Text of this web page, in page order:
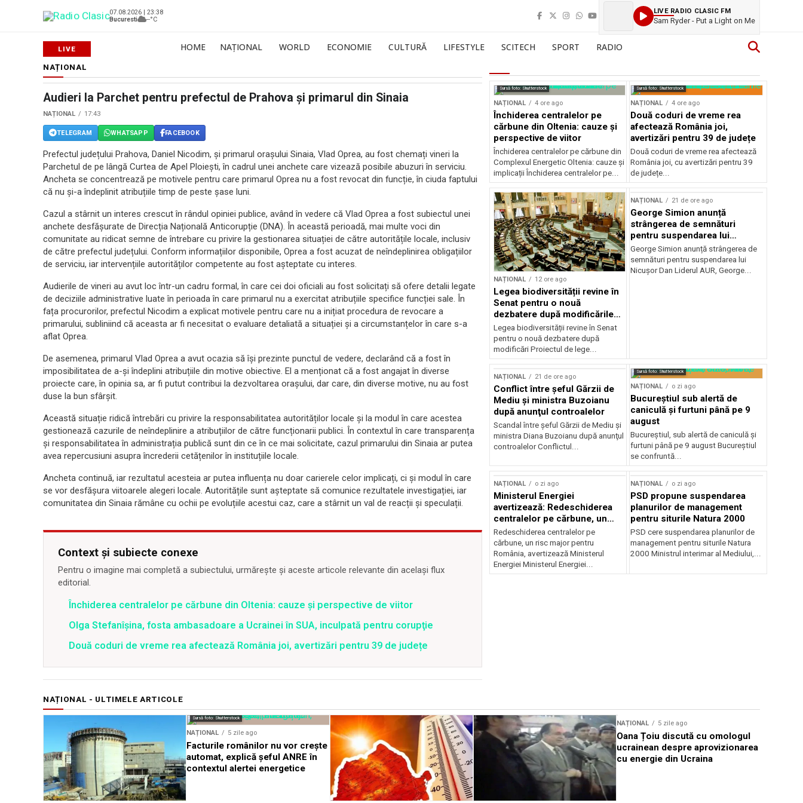
07.08.2026 | 23:38
Bucuresti
--°C
LIVE RADIO CLASIC FM
Sam Ryder - Put a Light on Me
HOME NAȚIONAL WORLD ECONOMIE CULTURĂ LIFESTYLE SCITECH SPORT RADIO
NAȚIONAL
Audieri la Parchet pentru prefectul de Prahova și primarul din Sinaia
NAȚIONAL 17:43
TELEGRAM WHATSAPP FACEBOOK
Prefectul județului Prahova, Daniel Nicodim, și primarul orașului Sinaia, Vlad Oprea, au fost chemați vineri la
Parchetul de pe lângă Curtea de Apel Ploiești, în cadrul unei anchete care vizează posibile abuzuri în serviciu.
Ancheta se concentrează pe motivele pentru care primarul Oprea nu a fost revocat din funcție, în ciuda faptului
că nu și-a îndeplinit atribuțiile timp de peste șase luni.
Cazul a stârnit un interes crescut în rândul opiniei publice, având în vedere că Vlad Oprea a fost subiectul unei
anchete desfășurate de Direcția Națională Anticorupție (DNA). În această perioadă, mai multe voci din
comunitate au ridicat semne de întrebare cu privire la gestionarea situației de către autoritățile locale, inclusiv
de către prefectul județului. Conform informațiilor disponibile, Oprea a fost acuzat de neîndeplinirea obligațiilor
de serviciu, iar intervențiile autorităților competente au fost așteptate cu interes.
Audierile de vineri au avut loc într-un cadru formal, în care cei doi oficiali au fost solicitați să ofere detalii legate
de deciziile administrative luate în perioada în care primarul nu a exercitat atribuțiile specifice funcției sale. În
fața procurorilor, prefectul Nicodim a explicat motivele pentru care nu a inițiat procedura de revocare a
primarului, subliniind că aceasta ar fi necesitat o evaluare detaliată a situației și a circumstanțelor în care s-a
aflat Oprea.
De asemenea, primarul Vlad Oprea a avut ocazia să își prezinte punctul de vedere, declarând că a fost în
imposibilitatea de a-și îndeplini atribuțiile din motive obiective. El a menționat că a fost angajat în diverse
proiecte care, în opinia sa, ar fi putut contribui la dezvoltarea orașului, dar care, din diverse motive, nu au fost
duse la bun sfârșit.
Această situație ridică întrebări cu privire la responsabilitatea autorităților locale și la modul în care acestea
gestionează cazurile de neîndeplinire a atribuțiilor de către funcționarii publici. În contextul în care transparența
și responsabilitatea în administrația publică sunt din ce în ce mai solicitate, cazul primarului din Sinaia ar putea
avea repercusiuni asupra încrederii cetățenilor în instituțiile locale.
Ancheta continuă, iar rezultatul acesteia ar putea influența nu doar carierele celor implicați, ci și modul în care
se vor desfășura viitoarele alegeri locale. Autoritățile sunt așteptate să comunice rezultatele investigației, iar
comunitatea din Sinaia rămâne cu ochii pe evoluțiile acestui caz, care a stârnit un val de reacții și speculații.
Context și subiecte conexe
Pentru o imagine mai completă a subiectului, urmărește și aceste articole relevante din același flux
editorial.
Închiderea centralelor pe cărbune din Oltenia: cauze și perspective de viitor
Olga Stefanîşina, fosta ambasadoare a Ucrainei în SUA, inculpată pentru corupţie
Două coduri de vreme rea afectează România joi, avertizări pentru 39 de județe
Sursă foto: Shutterstock
NAȚIONAL 4 ore ago
Închiderea centralelor pe
cărbune din Oltenia: cauze și
perspective de viitor
Închiderea centralelor pe cărbune din
Complexul Energetic Oltenia: cauze și
implicații Închiderea centralelor pe...
Sursă foto: Shutterstock
NAȚIONAL 4 ore ago
Două coduri de vreme rea
afectează România joi,
avertizări pentru 39 de județe
Două coduri de vreme rea afectează
România joi, cu avertizări pentru 39
de județe...
NAȚIONAL 12 ore ago
Legea biodiversității revine în
Senat pentru o nouă
dezbatere după modificările
deputaților
Legea biodiversității revine în Senat
pentru o nouă dezbatere după
modificări Proiectul de lege...
NAȚIONAL 21 de ore ago
George Simion anunță
strângerea de semnături
pentru suspendarea lui
Nicușor Dan
George Simion anunță strângerea de
semnături pentru suspendarea lui
Nicușor Dan Liderul AUR, George...
NAȚIONAL 21 de ore ago
Conflict între şeful Gărzii de
Mediu şi ministra Buzoianu
după anunţul controalelor
Scandal între şeful Gărzii de Mediu şi
ministra Diana Buzoianu după anunţul
controalelor Conflictul...
Sursă foto: Shutterstock
NAȚIONAL o zi ago
Bucureștiul sub alertă de
caniculă și furtuni până pe 9
august
Bucureștiul, sub alertă de caniculă și
furtuni până pe 9 august Bucureștiul
se confruntă...
NAȚIONAL o zi ago
Ministerul Energiei
avertizează: Redeschiderea
centralelor pe cărbune, un
risc major pentru România
Redeschiderea centralelor pe
cărbune, un risc major pentru
România, avertizează Ministerul
Energiei Ministerul Energiei...
NAȚIONAL o zi ago
PSD propune suspendarea
planurilor de management
pentru siturile Natura 2000
PSD cere suspendarea planurilor de
management pentru siturile Natura
2000 Ministrul interimar al Mediului,...
NAȚIONAL - ULTIMELE ARTICOLE
Sursă foto: Shutterstock
NAȚIONAL 5 zile ago
Facturile românilor nu vor crește
automat, explică șeful ANRE în
contextul alertei energetice
NAȚIONAL 5 zile ago
Oana Țoiu discută cu omologul
ucrainean despre aprovizionarea
cu energie din Ucraina